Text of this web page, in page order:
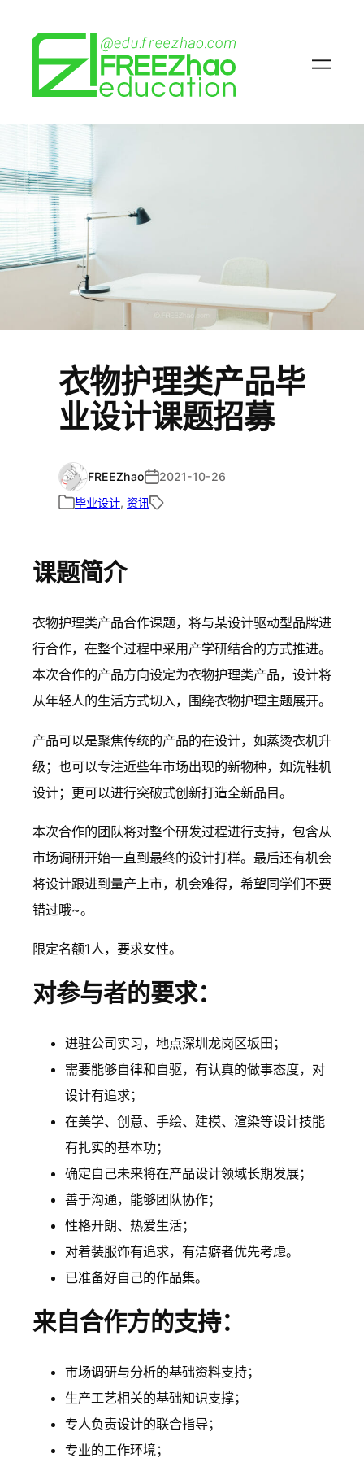
衣物护理类产品毕
业设计课题招募
FREEZhao
2021-10-26
毕业设计, 资讯
课题简介
衣物护理类产品合作课题，将与某设计驱动型品牌进
行合作，在整个过程中采用产学研结合的方式推进。
本次合作的产品方向设定为衣物护理类产品，设计将
从年轻人的生活方式切入，围绕衣物护理主题展开。
产品可以是聚焦传统的产品的在设计，如蒸烫衣机升
级；也可以专注近些年市场出现的新物种，如洗鞋机
设计；更可以进行突破式创新打造全新品目。
本次合作的团队将对整个研发过程进行支持，包含从
市场调研开始一直到最终的设计打样。最后还有机会
将设计跟进到量产上市，机会难得，希望同学们不要
错过哦~。
限定名额1人，要求女性。
对参与者的要求：
进驻公司实习，地点深圳龙岗区坂田；
需要能够自律和自驱，有认真的做事态度，对
设计有追求；
在美学、创意、手绘、建模、渲染等设计技能
有扎实的基本功；
确定自己未来将在产品设计领域长期发展；
善于沟通，能够团队协作；
性格开朗、热爱生活；
对着装服饰有追求，有洁癖者优先考虑。
已准备好自己的作品集。
来自合作方的支持：
市场调研与分析的基础资料支持；
生产工艺相关的基础知识支撑；
专人负责设计的联合指导；
专业的工作环境；